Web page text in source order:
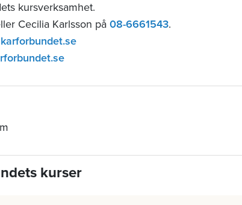
kursverksamhet.
Cecilia Karlsson på 08-6661543.
kurser